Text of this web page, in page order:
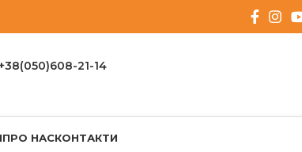
21-14
ПРО НАСКОНТАКТИ